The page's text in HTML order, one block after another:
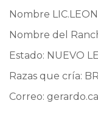
Nombre
Nombre del
Estado: NUEVO
Razas que cría:
Correo: